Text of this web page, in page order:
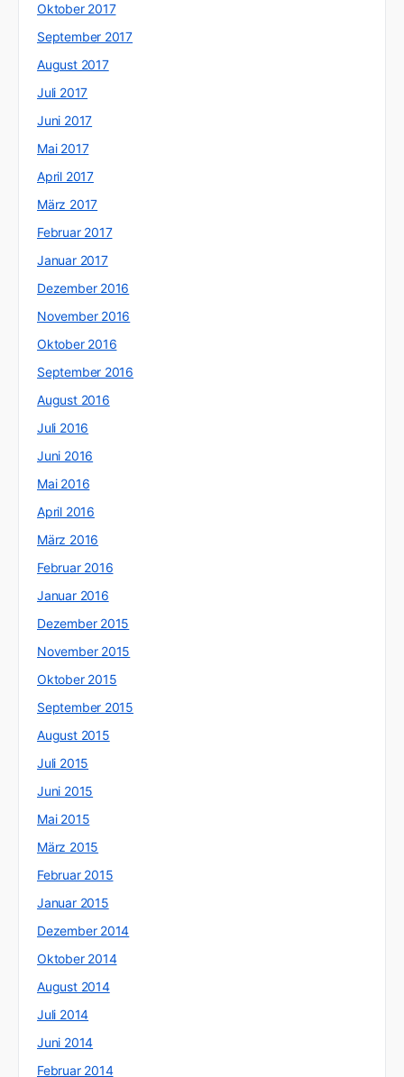
Oktober 2017
September 2017
August 2017
Juli 2017
Juni 2017
Mai 2017
April 2017
März 2017
Februar 2017
Januar 2017
Dezember 2016
November 2016
Oktober 2016
September 2016
August 2016
Juli 2016
Juni 2016
Mai 2016
April 2016
März 2016
Februar 2016
Januar 2016
Dezember 2015
November 2015
Oktober 2015
September 2015
August 2015
Juli 2015
Juni 2015
Mai 2015
März 2015
Februar 2015
Januar 2015
Dezember 2014
Oktober 2014
August 2014
Juli 2014
Juni 2014
Februar 2014